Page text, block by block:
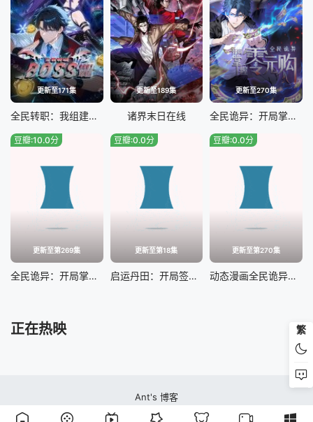
更新至171集
全民转职：我组建了BOSS军团
更新至189集
诸界末日在线
更新至270集
全民诡异：开局掌握零元购
更新至第269集
豆瓣:10.0分
全民诡异：开局掌握零元购动态漫
更新至第18集
豆瓣:0.0分
启运丹田：开局签到至尊丹田
更新至第270集
豆瓣:0.0分
动态漫画全民诡异：开局掌握零元购
正在热映 繁
Ant's 博客
蚂蚁视频站本站所有内容均来自互联网分享站点所提供的公开引用资源，未提供